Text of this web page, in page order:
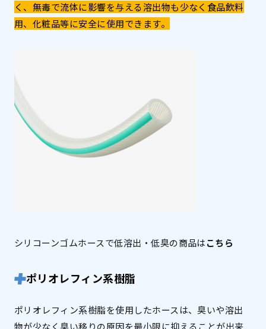
く、無毒で流体に影響を与える溶出物も少なく食品飲料
用、化粧品等に安全に使用できます。
シリコーンゴムホースで低溶出・低臭の商品はこちら
ポリオレフィン系樹脂
ポリオレフィン系樹脂を使用したホースは、臭いや溶出
物が少なく臭い移りの原因を最小限に抑えることが出来